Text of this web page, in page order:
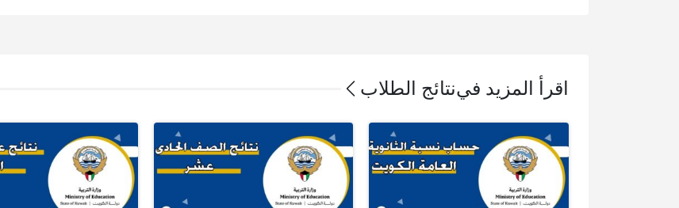
اقرأ المزيد فينتائج الطلاب